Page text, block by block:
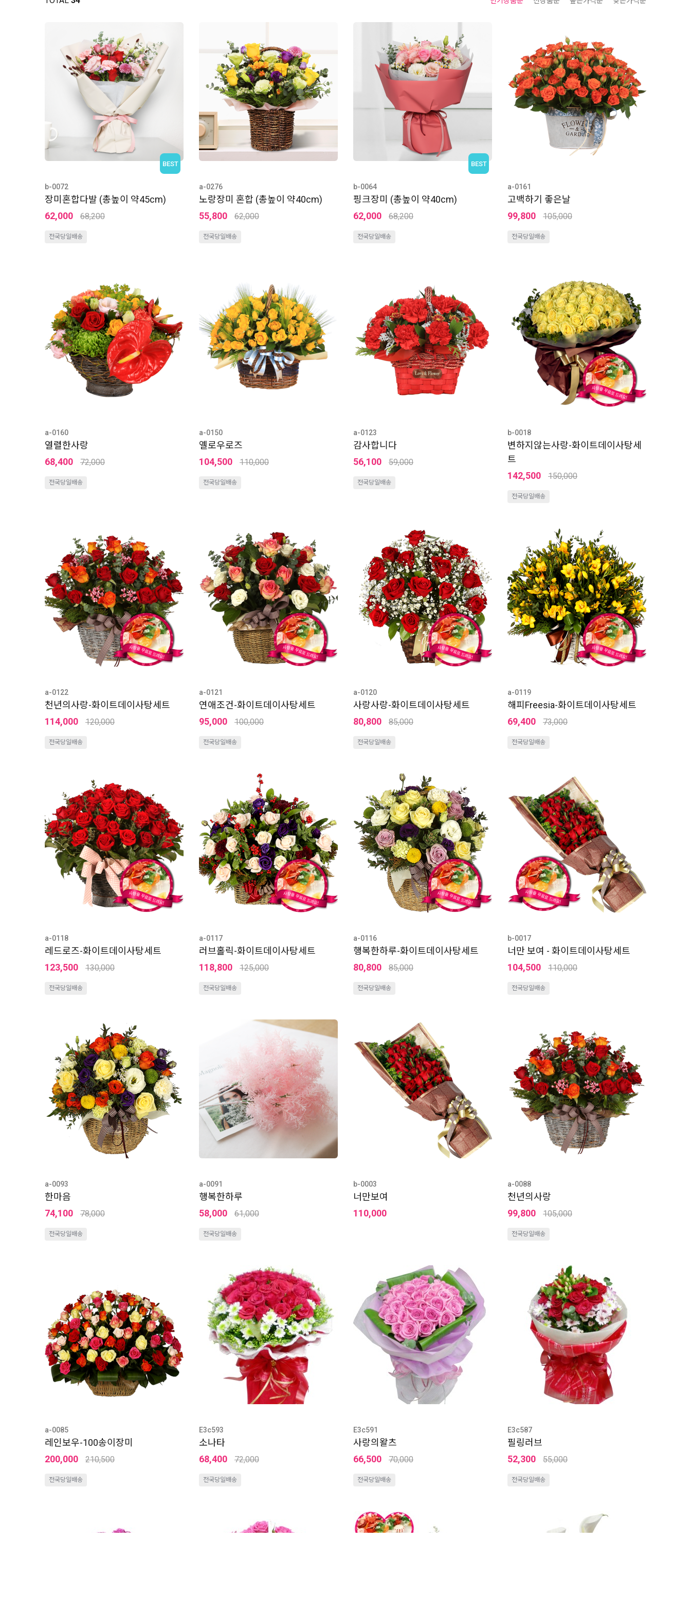
BEST
b-0072
장미혼합다발 (총높이 약45cm)
62,000
68,200
전국당일배송
a-0276
노랑장미 혼합 (총높이 약40cm)
55,800
62,000
전국당일배송
BEST
b-0064
핑크장미 (총높이 약40cm)
62,000
68,200
전국당일배송
a-0161
고백하기 좋은날
99,800
105,000
전국당일배송
a-0160
열렬한사랑
68,400
72,000
전국당일배송
a-0150
옐로우로즈
104,500
110,000
전국당일배송
a-0123
감사합니다
56,100
59,000
전국당일배송
b-0018
변하지않는사랑-화이트데이사탕세
트
142,500
150,000
전국당일배송
a-0122
천년의사랑-화이트데이사탕세트
114,000
120,000
전국당일배송
a-0121
연애조건-화이트데이사탕세트
95,000
100,000
전국당일배송
a-0120
사랑사랑-화이트데이사탕세트
80,800
85,000
전국당일배송
a-0119
해피Freesia-화이트데이사탕세트
69,400
73,000
전국당일배송
a-0118
레드로즈-화이트데이사탕세트
123,500
130,000
전국당일배송
a-0117
러브홀릭-화이트데이사탕세트
118,800
125,000
전국당일배송
a-0116
행복한하루-화이트데이사탕세트
80,800
85,000
전국당일배송
b-0017
너만 보여 - 화이트데이사탕세트
104,500
110,000
전국당일배송
a-0093
한마음
74,100
78,000
전국당일배송
a-0091
행복한하루
58,000
61,000
전국당일배송
b-0003
너만보여
110,000
a-0088
천년의사랑
99,800
105,000
전국당일배송
a-0085
레인보우-100송이장미
200,000
210,500
전국당일배송
E3c593
소나타
68,400
72,000
전국당일배송
E3c591
사랑의왈츠
66,500
70,000
전국당일배송
E3c587
필링러브
52,300
55,000
전국당일배송